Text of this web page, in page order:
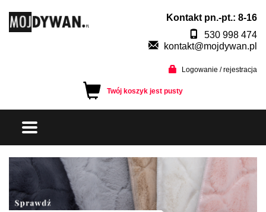
Kontakt pn.-pt.: 8-16
530 998 474
kontakt@mojdywan.pl
Logowanie / rejestracja
Twój koszyk jest pusty